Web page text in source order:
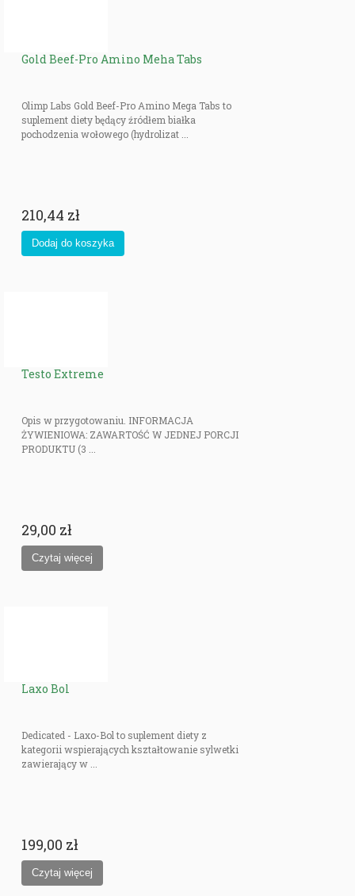
Gold Beef-Pro Amino Meha Tabs
Olimp Labs Gold Beef-Pro Amino Mega Tabs to
suplement diety będący źródłem białka
pochodzenia wołowego (hydrolizat ...
210,44 zł
Testo Extreme
Opis w przygotowaniu. INFORMACJA
ŻYWIENIOWA: ZAWARTOŚĆ W JEDNEJ PORCJI
PRODUKTU (3 ...
29,00 zł
Laxo Bol
Dedicated - Laxo-Bol to suplement diety z
kategorii wspierających kształtowanie sylwetki
zawierający w ...
199,00 zł